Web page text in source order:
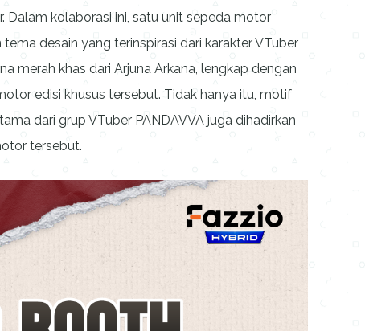
Dalam kolaborasi ini, satu unit sepeda motor
desain yang terinspirasi dari karakter VTuber
merah khas dari Arjuna Arkana, lengkap dengan
edisi khusus tersebut. Tidak hanya itu, motif
dari grup VTuber PANDAVVA juga dihadirkan
tersebut.